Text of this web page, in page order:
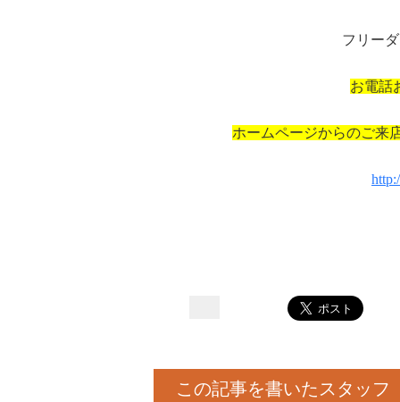
フリー
お電話
ホームページからのご来
この記事を書いたスタッフ